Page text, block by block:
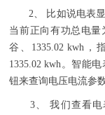
2、 比如说电表显示为当前、正向有功、总1804.45kwh，指的是
当前正向有功总电量
谷、1335.02 kwh，指的是当前正向有功谷费率时段用电电量为
1335.02 kwh。智能电表旁边有上下查询按钮，大家可按上下翻页按
钮来查询电压电流参
3、 我们查看电表读数主要是为了计算电费，电表中显示的